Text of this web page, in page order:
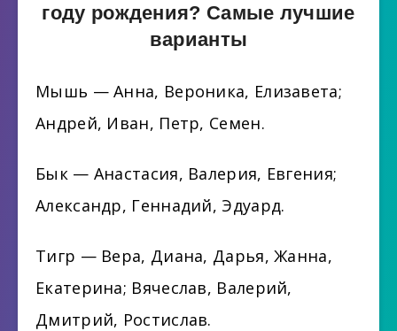
году рождения? Самые лучшие
варианты
Мышь — Анна, Вероника, Елизавета;
Андрей, Иван, Петр, Семен.
Бык — Анастасия, Валерия, Евгения;
Александр, Геннадий, Эдуард.
Тигр — Вера, Диана, Дарья, Жанна,
Екатерина; Вячеслав, Валерий,
Дмитрий, Ростислав.